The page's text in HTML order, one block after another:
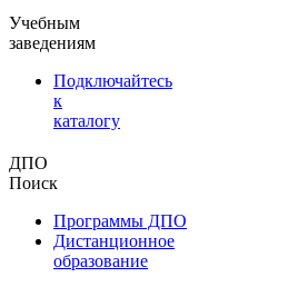
Учебным
заведениям
Подключайтесь
к
каталогу
ДПО
Поиск
Программы ДПО
Дистанционное
образование